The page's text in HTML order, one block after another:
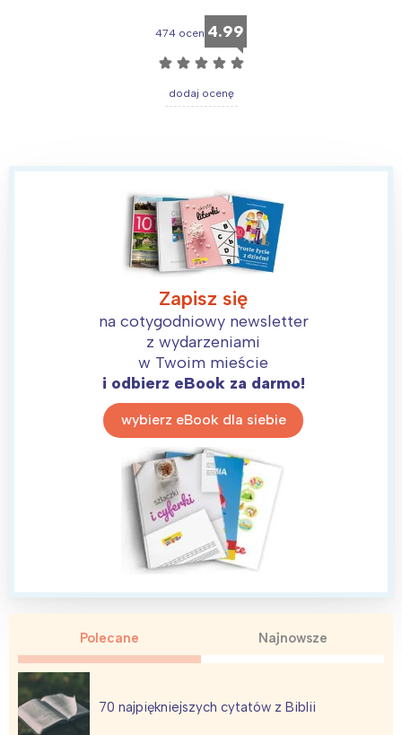
474 ocen 4.99
☆ ☆ ☆ ☆ ☆
dodaj ocenę
Zapisz się
na cotygodniowy newsletter
z wydarzeniami
w Twoim mieście
i odbierz eBook za darmo!
wybierz eBook dla siebie
Polecane Najnowsze
70 najpiękniejszych cytatów z Biblii
Interesują mnie wydarzenia z
tego regionu:
Łódź
Trójmiasto
Poznań
Wrocław
Śląsk
Kraków
Południe
Wszystkie
Wybieram